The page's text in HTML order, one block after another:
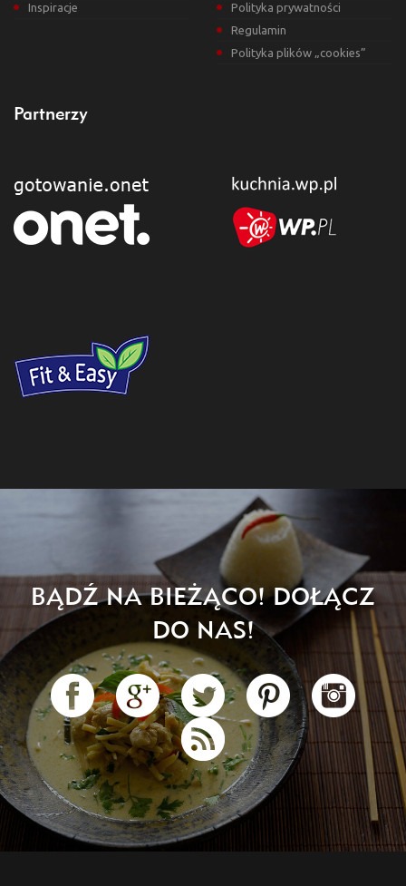
Inspiracje
Polityka prywatności
Regulamin
Polityka plików „cookies”
Partnerzy
BĄDŹ NA BIEŻĄCO! DOŁĄCZ
DO NAS!